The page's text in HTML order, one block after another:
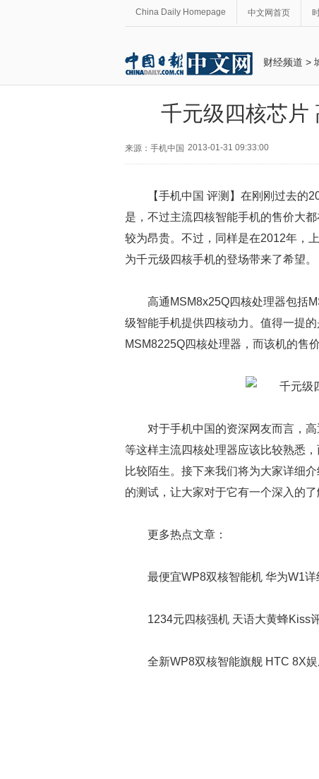
China Daily Homepage 中文网首页
财经频道 >
千元级四核芯片
来源：手机中国 2013-01-31 09:33:00
【手机中国 评测】在刚刚过去的
是，不过主流四核智能手机的售价大
较为昂贵。不过，同样是在2012年，
为千元级四核手机的登场带来了希望。
高通MSM8x25Q四核处理器包括
级智能手机提供四核动力。值得一提
MSM8225Q四核处理器，而该机的售
对于手机中国的资深网友而言，
等这样主流四核处理器应该比较熟悉
比较陌生。接下来我们将为大家详细
的测试，让大家对于它有一个深入的了
更多热点文章：
最便宜WP8双核智能机 华为W1详
1234元四核强机 天语大黄蜂Kiss
全新WP8双核智能旗舰 HTC 8X